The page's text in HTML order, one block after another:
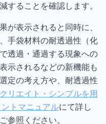
することを確認します。
が表示されると同時に、
手袋材料の耐透過性（化
透過・通過する現象への
示されるなどの新機能も
定の考え方や、耐透過性
クリエイト・シンプルを用
トマニュアルにて詳し
参照ください。